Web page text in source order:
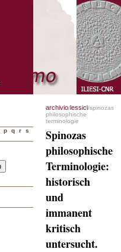
p q r
s
archivio/lessici/spinozas
philosophische
terminologie
Spinozas
philosophische
Terminologie:
historisch
und
immanent
kritisch
untersucht.